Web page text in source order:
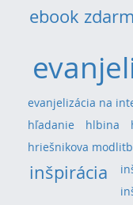
ebook
evanjelizácia na
hľadanie
hlbina
hriešnikova
inšpirácia